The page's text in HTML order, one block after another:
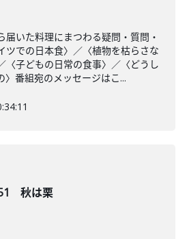
届いた料理にまつわる疑問・質問・
ツでの日本食〉／〈植物を枯らさな
〈子どもの日常の食事〉／〈どうし
〉番組宛のメッセージはこ...
秋は栗